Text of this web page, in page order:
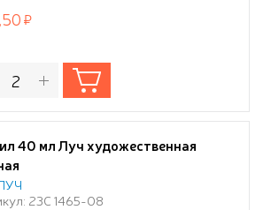
40 мл Луч художественная
23С 1465-08